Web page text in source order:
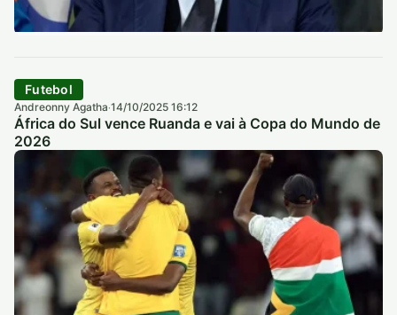
Futebol
Andreonny Agatha·14/10/2025 16:12
África do Sul vence Ruanda e vai à Copa do Mundo de
2026